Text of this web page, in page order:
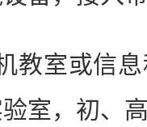
室或信息
室，初、